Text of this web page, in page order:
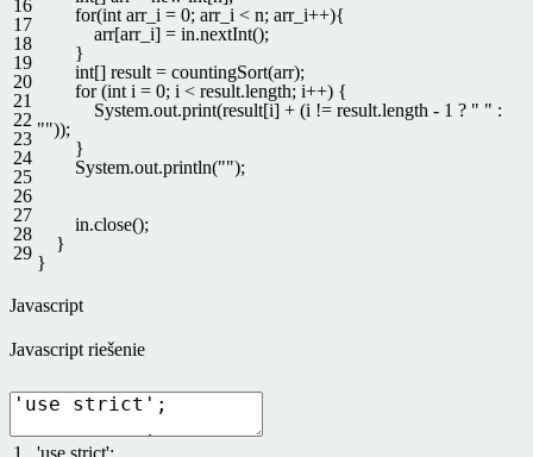
16
17
18
19
20
21
22
23
24
25
26
27
28
29
for(int arr_i = 0; arr_i < n; arr_i++){
arr[arr_i] = in.nextInt();
}
int[] result = countingSort(arr);
for (int i = 0; i < result.length; i++) {
System.out.print(result[i] + (i != result.length - 1 ? " " :
""));
}
System.out.println("");
in.close();
}
}
Javascript
Javascript riešenie
1 'use strict';